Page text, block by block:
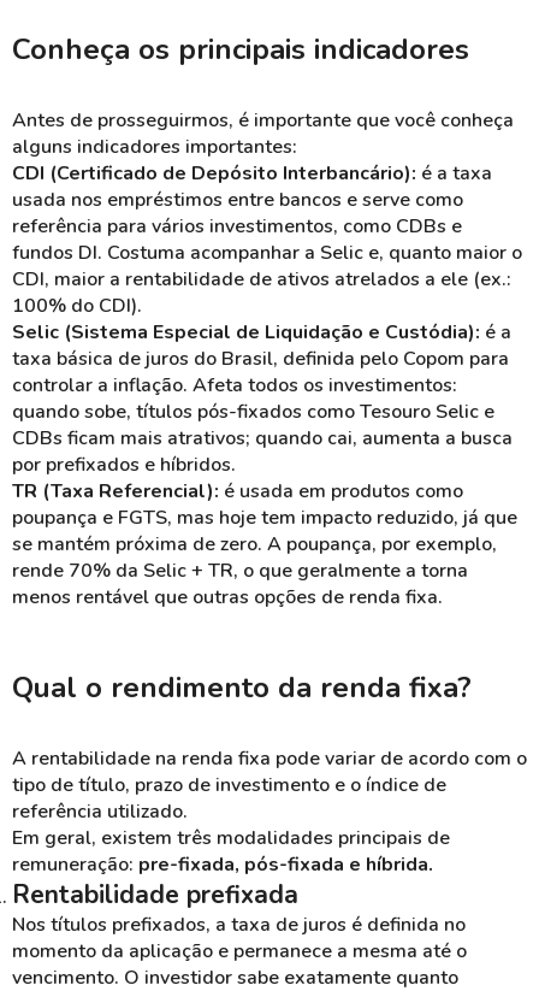
Conheça os principais indicadores
Antes de prosseguirmos, é importante que você conheça
alguns indicadores importantes:
CDI (Certificado de Depósito Interbancário): é a taxa
usada nos empréstimos entre bancos e serve como
referência para vários investimentos, como CDBs e
fundos DI. Costuma acompanhar a Selic e, quanto maior o
CDI, maior a rentabilidade de ativos atrelados a ele (ex.:
100% do CDI).
Selic (Sistema Especial de Liquidação e Custódia): é a
taxa básica de juros do Brasil, definida pelo Copom para
controlar a inflação. Afeta todos os investimentos:
quando sobe, títulos pós-fixados como Tesouro Selic e
CDBs ficam mais atrativos; quando cai, aumenta a busca
por prefixados e híbridos.
TR (Taxa Referencial): é usada em produtos como
poupança e FGTS, mas hoje tem impacto reduzido, já que
se mantém próxima de zero. A poupança, por exemplo,
rende 70% da Selic + TR, o que geralmente a torna
menos rentável que outras opções de renda fixa.
Qual o rendimento da renda fixa?
A rentabilidade na renda fixa pode variar de acordo com o
tipo de título, prazo de investimento e o índice de
referência utilizado.
Em geral, existem três modalidades principais de
remuneração: pre-fixada, pós-fixada e híbrida.
Rentabilidade prefixada
Nos títulos prefixados, a taxa de juros é definida no
momento da aplicação e permanece a mesma até o
vencimento. O investidor sabe exatamente quanto